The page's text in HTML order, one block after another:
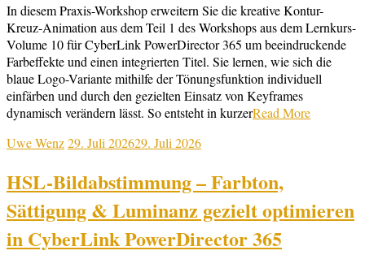
In diesem Praxis-Workshop erweitern Sie die kreative Kontur-
Kreuz-Animation aus dem Teil 1 des Workshops aus dem Lernkurs-
Volume 10 für CyberLink PowerDirector 365 um beeindruckende
Farbeffekte und einen integrierten Titel. Sie lernen, wie sich die
blaue Logo-Variante mithilfe der Tönungsfunktion individuell
einfärben und durch den gezielten Einsatz von Keyframes
dynamisch verändern lässt. So entsteht in kurzerRead More
Uwe Wenz29. Juli 202629. Juli 2026
HSL-Bildabstimmung – Farbton,
Sättigung & Luminanz gezielt optimieren
in CyberLink PowerDirector 365